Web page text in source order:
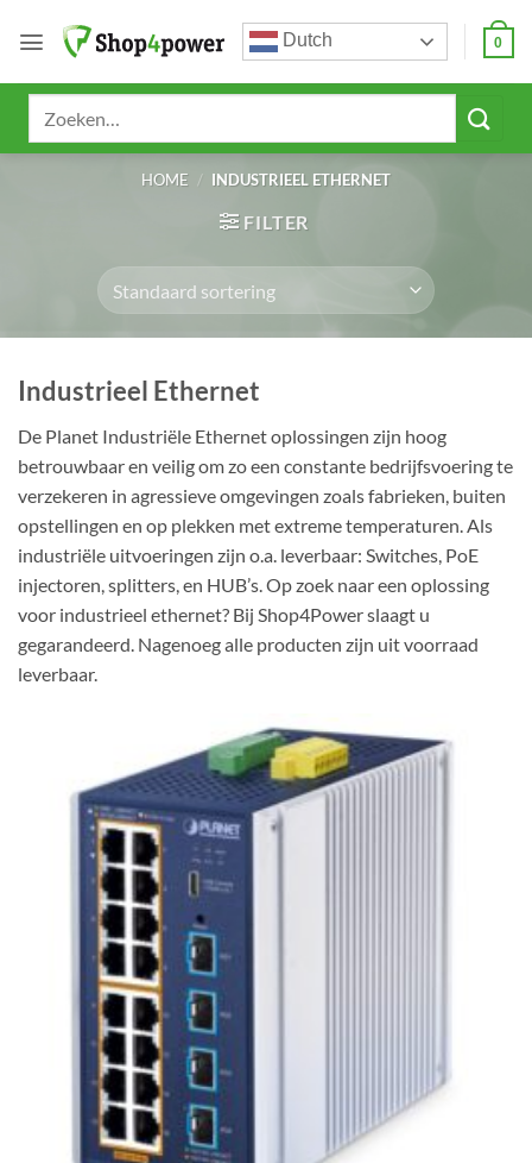
naar
Dutch 0
HOME / INDUSTRIEEL ETHERNET
FILTER
Industrieel Ethernet
De Planet Industriële Ethernet oplossingen zijn hoog
betrouwbaar en veilig om zo een constante bedrijfsvoering te
verzekeren in agressieve omgevingen zoals fabrieken, buiten
opstellingen en op plekken met extreme temperaturen. Als
industriële uitvoeringen zijn o.a. leverbaar: Switches, PoE
injectoren, splitters, en HUB’s. Op zoek naar een oplossing
voor industrieel ethernet? Bij Shop4Power slaagt u
gegarandeerd. Nagenoeg alle producten zijn uit voorraad
leverbaar.